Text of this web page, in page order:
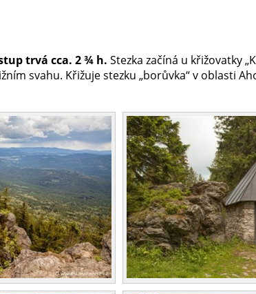
trvá cca. 2 ¾ h. Stezka začíná u křižovatky
svahu. Křižuje stezku „borůvka“ v oblasti